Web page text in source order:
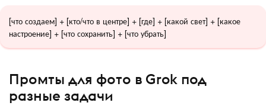
[что создаем] + [кто/что в центре] + [где] + [какой свет] + [какое
настроение] + [что сохранить] + [что убрать]
Промты для фото в Grok под
разные задачи